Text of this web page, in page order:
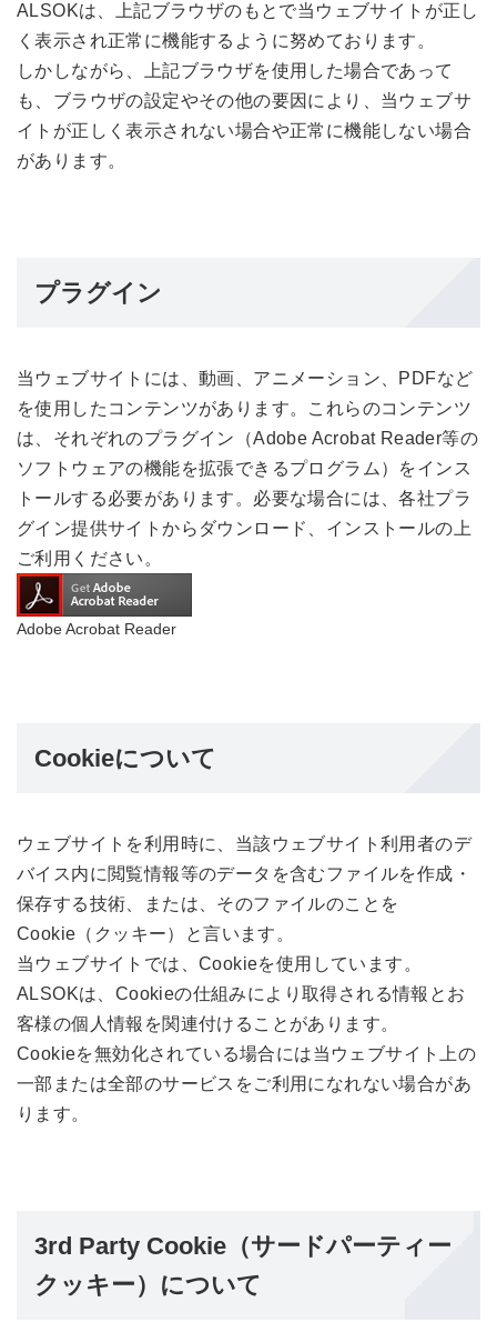
ALSOKは、上記ブラウザのもとで当ウェブサイトが正し
く表示され正常に機能するように努めております。
しかしながら、上記ブラウザを使用した場合であって
も、ブラウザの設定やその他の要因により、当ウェブサ
イトが正しく表示されない場合や正常に機能しない場合
があります。
プラグイン
当ウェブサイトには、動画、アニメーション、PDFなど
を使用したコンテンツがあります。これらのコンテンツ
は、それぞれのプラグイン（Adobe Acrobat Reader等の
ソフトウェアの機能を拡張できるプログラム）をインス
トールする必要があります。必要な場合には、各社プラ
グイン提供サイトからダウンロード、インストールの上
ご利用ください。
Adobe Acrobat Reader
Cookieについて
ウェブサイトを利用時に、当該ウェブサイト利用者のデ
バイス内に閲覧情報等のデータを含むファイルを作成・
保存する技術、または、そのファイルのことを
Cookie（クッキー）と言います。
当ウェブサイトでは、Cookieを使用しています。
ALSOKは、Cookieの仕組みにより取得される情報とお
客様の個人情報を関連付けることがあります。
Cookieを無効化されている場合には当ウェブサイト上の
一部または全部のサービスをご利用になれない場合があ
ります。
3rd Party Cookie（サードパーティー
クッキー）について